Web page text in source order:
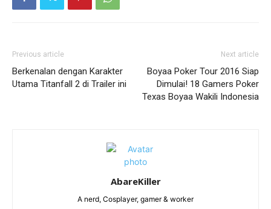
Previous article
Berkenalan dengan Karakter
Utama Titanfall 2 di Trailer ini
Next article
Boyaa Poker Tour 2016 Siap
Dimulai! 18 Gamers Poker
Texas Boyaa Wakili Indonesia
AbareKiller
A nerd, Cosplayer, gamer & worker